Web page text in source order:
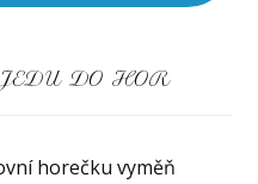
DO HOR
horečku vyměň